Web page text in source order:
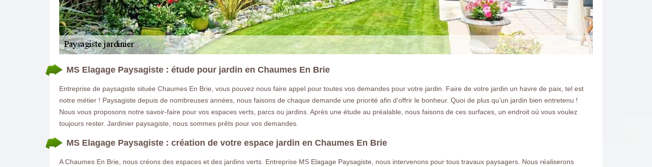
MS Elagage Paysagiste : étude pour jardin en Chaumes En Brie
Entreprise de paysagiste située Chaumes En Brie, vous pouvez nous faire appel pour toutes vos demandes pour votre jardin. Faire de votre jardin un havre de paix, tel est
notre métier ! Paysagiste depuis de nombreuses années, nous faisons de chaque demande une priorité afin d’offrir le bonheur. Quoi de plus qu’un jardin bien entretenu !
Nous vous proposons notre savoir-faire pour vos espaces verts, parcs ou jardins. Après une étude au préalable, nous faisons de ces surfaces, un endroit où vous voulez
toujours rester. Jardinier paysagiste, nous sommes prêts pour vos demandes.
MS Elagage Paysagiste : création de votre espace jardin en Chaumes En Brie
A Chaumes En Brie, nous créons des espaces et des jardins verts. Entreprise MS Elagage Paysagiste, nous intervenons pour tous travaux paysagers. Nous réaliserons